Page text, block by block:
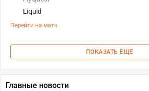
Liquid
Перейти на матч
ПОКАЗАТЬ ЕЩЕ
Главные новости